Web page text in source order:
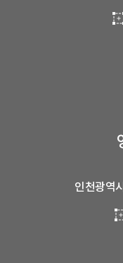
인천광역